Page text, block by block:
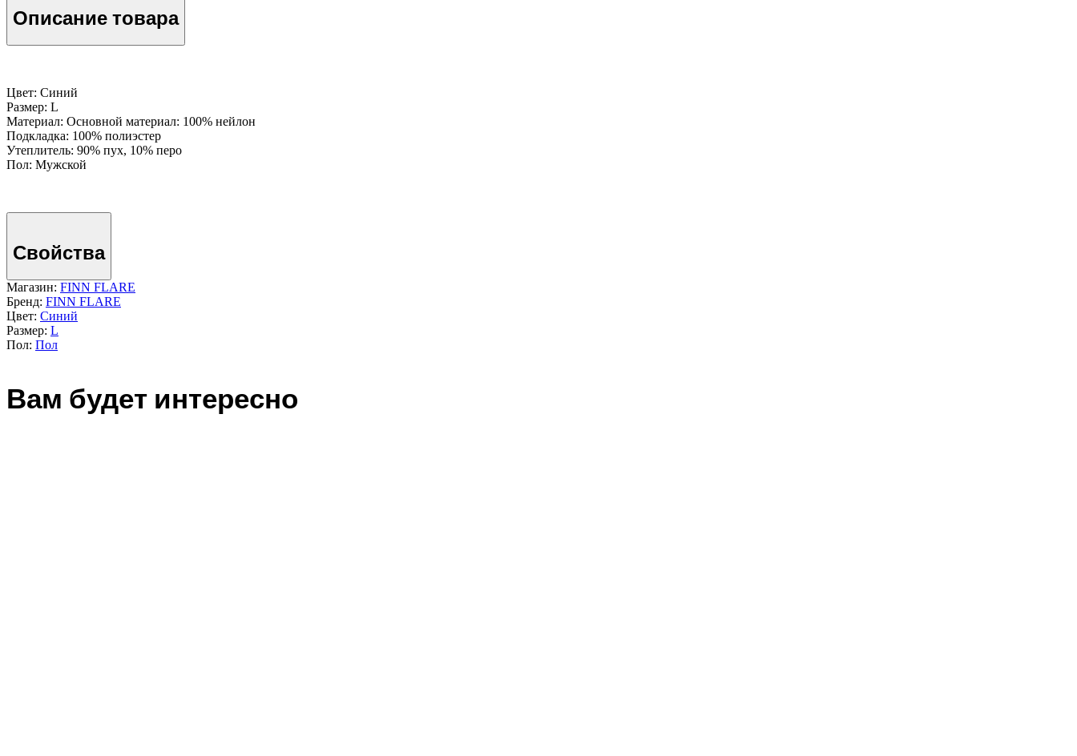
Описание товара
Цвет: Синий
Размер: L
Материал: Основной материал: 100% нейлон
Подкладка: 100% полиэстер
Утеплитель: 90% пух, 10% перо
Пол: Мужской
Свойства
Магазин: FINN FLARE
Бренд: FINN FLARE
Цвет: Синий
Размер: L
Пол: Пол
Вам будет интересно